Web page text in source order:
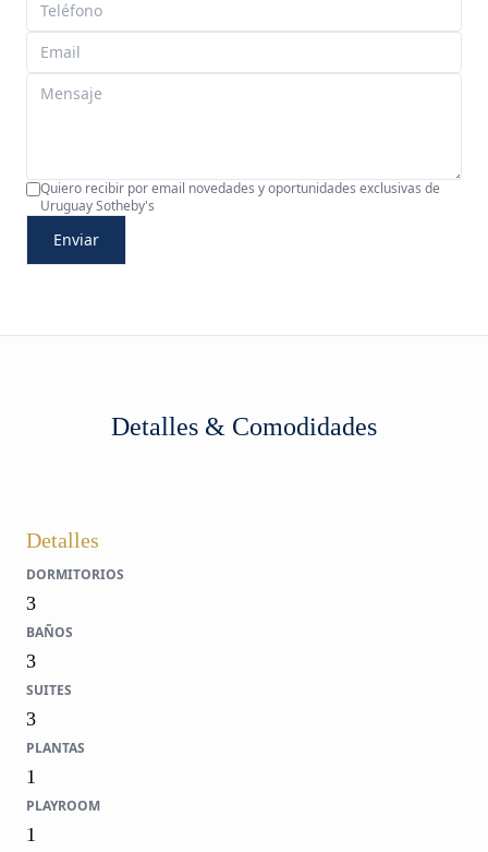
Quiero recibir por email novedades y oportunidades exclusivas de
Uruguay Sotheby's
Enviar
Detalles & Comodidades
Detalles
DORMITORIOS
3
BAÑOS
3
SUITES
3
PLANTAS
1
PLAYROOM
1